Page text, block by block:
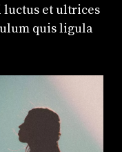
et ultrices
quis ligula